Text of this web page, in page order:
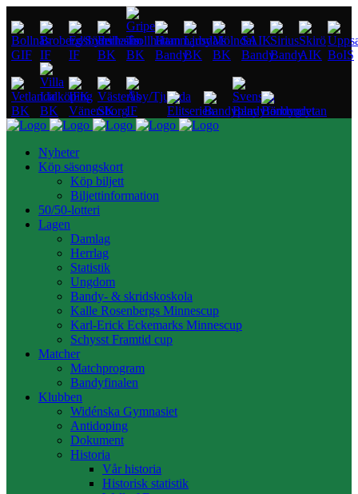
Nyheter
Köp säsongskort
Köp biljett
Biljettinformation
50/50-lotteri
Lagen
Damlag
Herrlag
Statistik
Ungdom
Bandy- & skridskoskola
Kalle Rosenbergs Minnescup
Karl-Erick Eckemarks Minnescup
Schysst Framtid cup
Matcher
Matchprogram
Bandyfinalen
Klubben
Widénska Gymnasiet
Antidoping
Dokument
Historia
Vår historia
Historisk statistik